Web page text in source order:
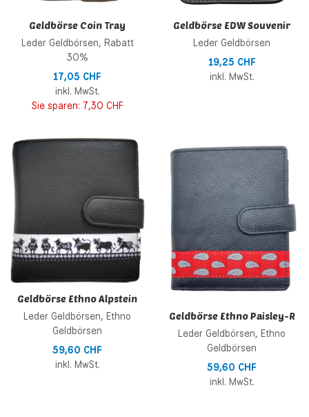
Geldbörse Coin Tray
Leder Geldbörsen, Rabatt
30%
17,05 CHF
inkl. MwSt.
Sie sparen: 7,30 CHF
Geldbörse EDW Souvenir
Leder Geldbörsen
19,25 CHF
inkl. MwSt.
Zur Wunschliste hinzufügen
Zur Vergleichsliste hinzufügen
Schnellansicht
Geldbörse Ethno Alpstein
Leder Geldbörsen, Ethno
Geldbörsen
59,60 CHF
inkl. MwSt.
Geldbörse Ethno Paisley-R
Leder Geldbörsen, Ethno
Geldbörsen
59,60 CHF
inkl. MwSt.